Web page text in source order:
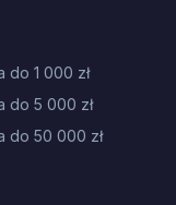
do 1 000 zł
do 5 000 zł
do 50 000 zł